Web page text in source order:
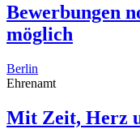
Bewerbungen
möglich
Berlin
Ehrenamt
Mit Zeit, Herz